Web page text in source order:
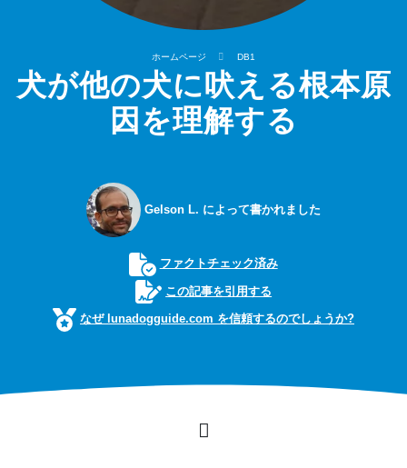
ホームページ DB1
犬が他の犬に吠える根本原
因を理解する
Gelson L. によって書かれました
ファクトチェック済み
この記事を引用する
なぜ lunadogguide.com を信頼するのでしょうか?